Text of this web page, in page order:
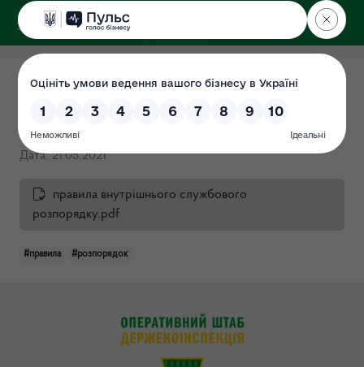
ДЕРЖЕКОІНСПЕКЦІЯ
Правила внутрішнього
трудового розпорядку
Дата: 21.05.2021
правила внутрішнього службового
розпорядку.pdf
#правила #розпорядок